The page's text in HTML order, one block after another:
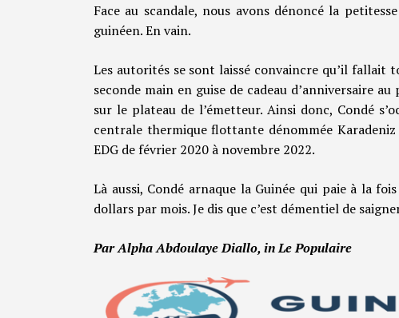
Face au scandale, nous avons dénoncé la
guinéen. En vain.
Les autorités se sont laissé convaincre qu’il
seconde main en guise de cadeau d’anniversaire
sur le plateau de l’émetteur. Ainsi donc, Condé
centrale thermique flottante dénommée
EDG de février 2020 à novembre 2022.
Là aussi, Condé arnaque la Guinée qui paie à la
dollars par mois. Je dis que c’est démentiel de
Par Alpha Abdoulaye Diallo, in Le Populaire